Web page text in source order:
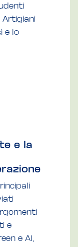
Artigiani
e lo
e la
e
e AI,